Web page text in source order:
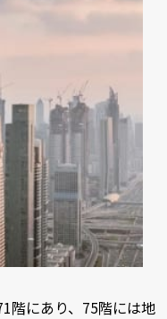
階にあり、75階には地